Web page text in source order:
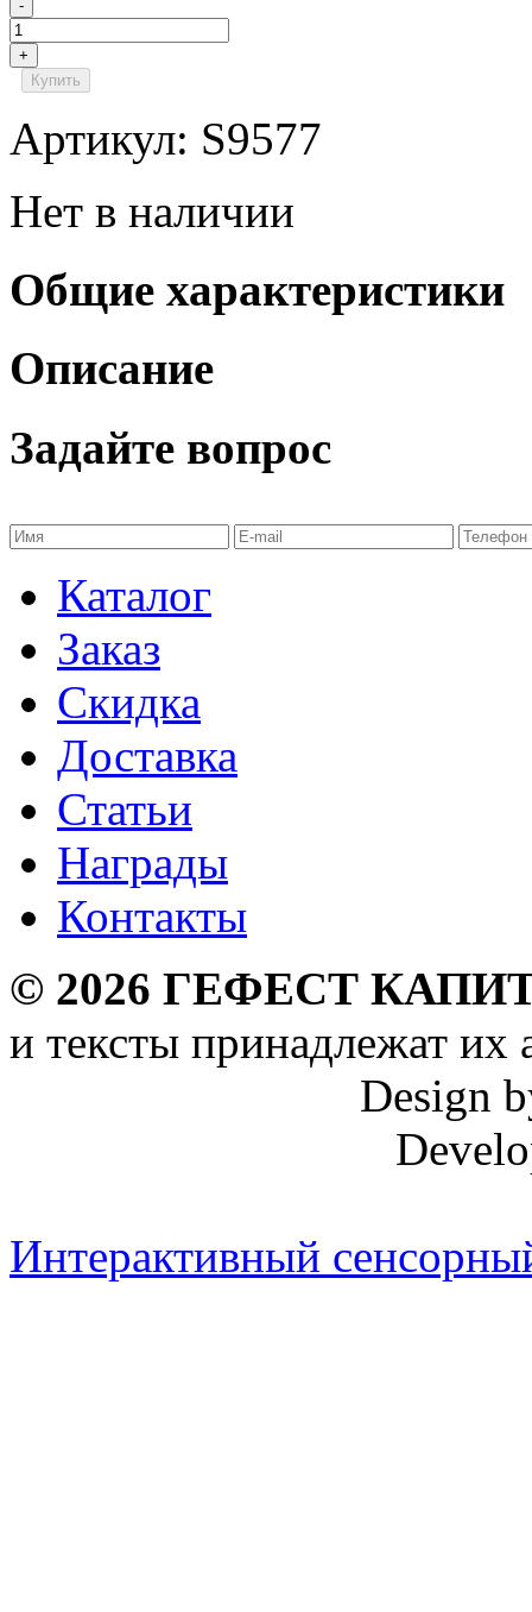
-
+
Купить
Артикул: S9577
Нет в наличии
Общие характеристики
Описание
Задайте вопрос
Каталог
Заказ
Скидка
Доставка
Статьи
Награды
Контакты
© 2026 ГЕФЕСТ
и тексты принадлежат их
Design
Интерактивный